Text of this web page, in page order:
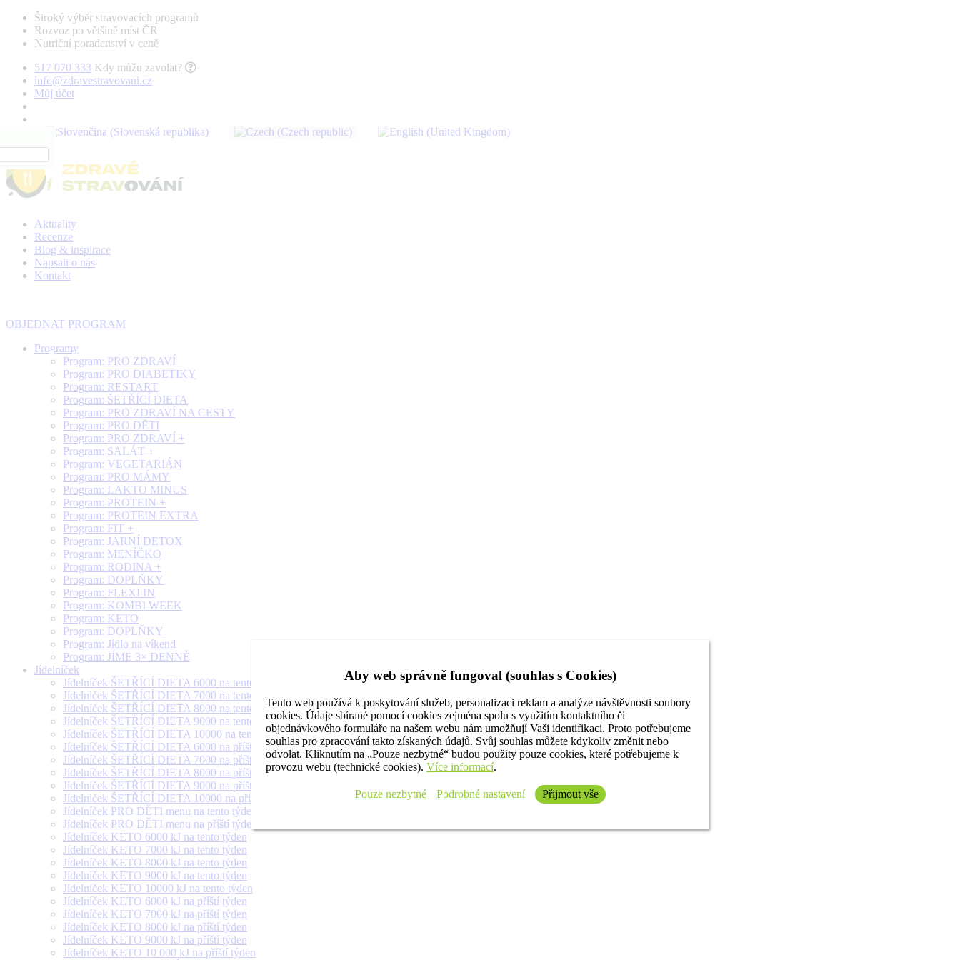
Aby web správně fungoval (souhlas s Cookies)
Tento web používá k poskytování služeb, personalizaci reklam a analýze návštěvnosti soubory
cookies. Údaje sbírané pomocí cookies zejména spolu s využitím kontaktního či
objednávkového formuláře na našem webu nám umožňují Vaši identifikaci. Proto potřebujeme
souhlas pro zpracování takto získaných údajů. Svůj souhlas můžete kdykoliv změnit nebo
odvolat. Kliknutím na „Pouze nezbytné“ budou použity pouze cookies, které potřebujeme k
provozu webu (technické cookies). Více informací.
Pouze nezbytné Podrobné nastavení Přijmout vše
Široký výběr stravovacích programů
Rozvoz po většině míst ČR
Nutriční poradenství v ceně
517 070 333 Kdy můžu zavolat?
info@zdravestravovani.cz
Můj účet
Aktuality
Recenze
Blog & inspirace
Napsali o nás
Kontakt
OBJEDNAT PROGRAM
Programy
Program: PRO ZDRAVÍ
Program: PRO DIABETIKY
Program: RESTART
Program: ŠETŘÍCÍ DIETA
Program: PRO ZDRAVÍ NA CESTY
Program: PRO DĚTI
Program: PRO ZDRAVÍ +
Program: SALÁT +
Program: VEGETARIÁN
Program: PRO MÁMY
Program: LAKTO MINUS
Program: PROTEIN +
Program: PROTEIN EXTRA
Program: FIT +
Program: JARNÍ DETOX
Program: MENÍČKO
Program: RODINA +
Program: DOPLŇKY
Program: FLEXI IN
Program: KOMBI WEEK
Program: KETO
Program: DOPLŇKY
Program: Jídlo na víkend
Program: JÍME 3× DENNĚ
Jídelníček
Jídelníček ŠETŘÍCÍ DIETA 6000 na tento týden
Jídelníček ŠETŘÍCÍ DIETA 7000 na tento týden
Jídelníček ŠETŘÍCÍ DIETA 8000 na tento týden
Jídelníček ŠETŘÍCÍ DIETA 9000 na tento týden
Jídelníček ŠETŘÍCÍ DIETA 10000 na tento týden
Jídelníček ŠETŘÍCÍ DIETA 6000 na příští týden
Jídelníček ŠETŘÍCÍ DIETA 7000 na příští týden
Jídelníček ŠETŘÍCÍ DIETA 8000 na příští týden
Jídelníček ŠETŘÍCÍ DIETA 9000 na příští týden
Jídelníček ŠETŘÍCÍ DIETA 10000 na příští týden
Jídelníček PRO DĚTI menu na tento týden
Jídelníček PRO DĚTI menu na příští týden
Jídelníček KETO 6000 kJ na tento týden
Jídelníček KETO 7000 kJ na tento týden
Jídelníček KETO 8000 kJ na tento týden
Jídelníček KETO 9000 kJ na tento týden
Jídelníček KETO 10000 kJ na tento týden
Jídelníček KETO 6000 kJ na příští týden
Jídelníček KETO 7000 kJ na příští týden
Jídelníček KETO 8000 kJ na příští týden
Jídelníček KETO 9000 kJ na příští týden
Jídelníček KETO 10 000 kJ na příští týden